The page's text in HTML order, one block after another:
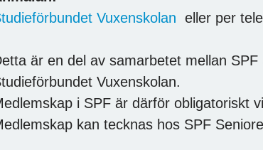
Vuxenskolan eller per
är en del av samarbetet mellan
Vuxenskolan.
i SPF är därför obligatoriskt
kan tecknas hos SPF